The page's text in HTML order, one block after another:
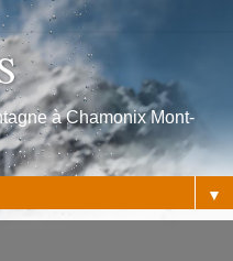
à Chamonix Mont-
▼